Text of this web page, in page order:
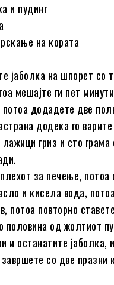
и пудинг
на кората
јаболка на шпорет
мешајте ги пет
додадете две
додека го
гриз и сто грама
за печење,
и кисела вода,
потоа повторно
половина од жолтиот
и останатите јаболка,
со две